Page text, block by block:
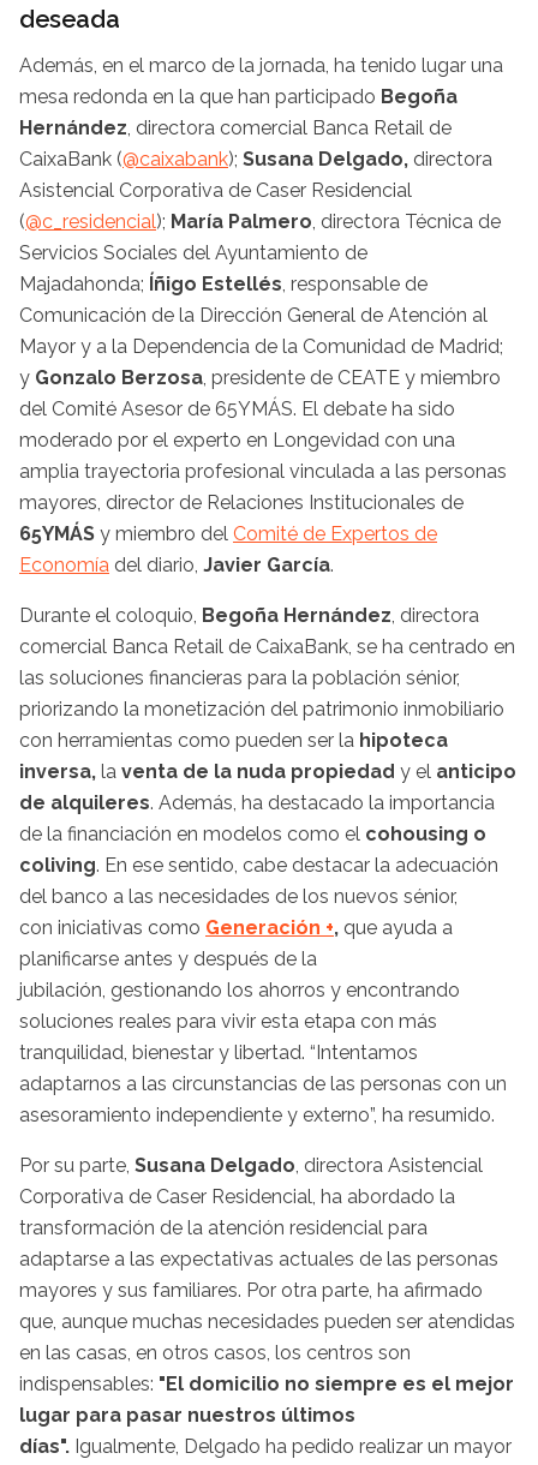
deseada
Además, en el marco de la jornada, ha tenido lugar una
mesa redonda en la que han participado Begoña
Hernández, directora comercial Banca Retail de
CaixaBank (@caixabank); Susana Delgado, directora
Asistencial Corporativa de Caser Residencial
(@c_residencial); María Palmero, directora Técnica de
Servicios Sociales del Ayuntamiento de
Majadahonda; Íñigo Estellés, responsable de
Comunicación de la Dirección General de Atención al
Mayor y a la Dependencia de la Comunidad de Madrid;
y Gonzalo Berzosa, presidente de CEATE y miembro
del Comité Asesor de 65YMÁS. El debate ha sido
moderado por el experto en Longevidad con una
amplia trayectoria profesional vinculada a las personas
mayores, director de Relaciones Institucionales de
65YMÁS y miembro del Comité de Expertos de
Economía del diario, Javier García.
Durante el coloquio, Begoña Hernández, directora
comercial Banca Retail de CaixaBank, se ha centrado en
las soluciones financieras para la población sénior,
priorizando la monetización del patrimonio inmobiliario
con herramientas como pueden ser la hipoteca
inversa, la venta de la nuda propiedad y el anticipo
de alquileres. Además, ha destacado la importancia
de la financiación en modelos como el cohousing o
coliving. En ese sentido, cabe destacar la adecuación
del banco a las necesidades de los nuevos sénior,
con iniciativas como Generación +, que ayuda a
planificarse antes y después de la
jubilación, gestionando los ahorros y encontrando
soluciones reales para vivir esta etapa con más
tranquilidad, bienestar y libertad. “Intentamos
adaptarnos a las circunstancias de las personas con un
asesoramiento independiente y externo”, ha resumido.
Por su parte, Susana Delgado, directora Asistencial
Corporativa de Caser Residencial, ha abordado la
transformación de la atención residencial para
adaptarse a las expectativas actuales de las personas
mayores y sus familiares. Por otra parte, ha afirmado
que, aunque muchas necesidades pueden ser atendidas
en las casas, en otros casos, los centros son
indispensables: "El domicilio no siempre es el mejor
lugar para pasar nuestros últimos
días". Igualmente, Delgado ha pedido realizar un mayor